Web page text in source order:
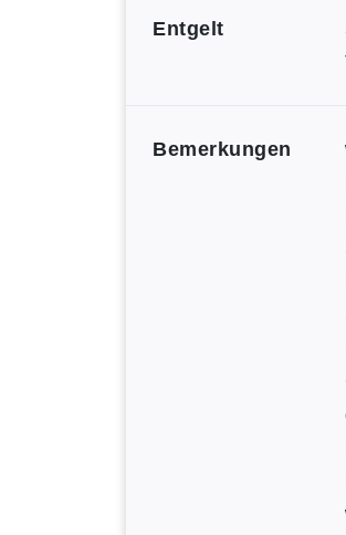
Entgelt
Bemerkungen